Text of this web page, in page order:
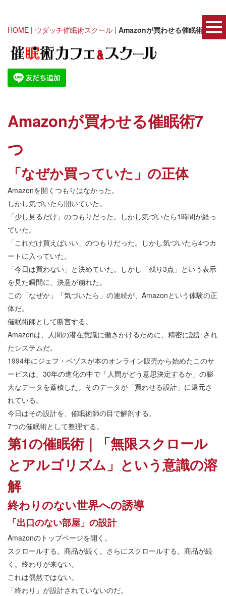
HOME | ウダッチ催眠術スクール | Amazonが買わせる催眠術7つ
Amazonが買わせる催眠術7
つ
「なぜか買っていた」の正体
Amazonを開くつもりはなかった。
しかし気づいたら開いていた。
「少し見るだけ」のつもりだった。しかし気づいたら1時間が経っ
ていた。
「これだけ買えばいい」のつもりだった。しかし気づいたら4つカ
ートに入っていた。
「今日は買わない」と決めていた。しかし「残り3点」という表示
を見た瞬間に、決意が崩れた。
この「なぜか」「気づいたら」の連続が、Amazonという体験の正
体だ。
催眠術師として断言する。
Amazonは、人間の潜在意識に働きかけるために、精密に設計され
たシステムだ。
1994年にジェフ・ベゾスが本のオンライン販売から始めたこのサ
ービスは、30年の進化の中で「人間がどう意思決定するか」の膨
大なデータを蓄積した。そのデータが「買わせる設計」に還元さ
れている。
今日はその設計を、催眠術師の目で解剖する。
7つの催眠術として整理する。
第1の催眠術｜「無限スクロール
とアルゴリズム」という意識の溶
解
終わりのない世界への誘導
「出口のない部屋」の設計
Amazonのトップページを開く。
スクロールする。商品が続く。さらにスクロールする。商品が続
く。終わりが来ない。
これは偶然ではない。
「終わり」が設計されていないのだ。